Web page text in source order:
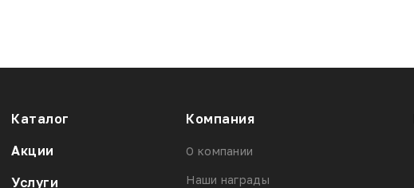
Каталог
Акции
Услуги
Компания
О компании
Наши награды